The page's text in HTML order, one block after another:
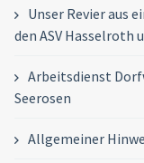
Unser Revier aus
den ASV Hasselroth
Arbeitsdienst
Seerosen
Allgemeiner